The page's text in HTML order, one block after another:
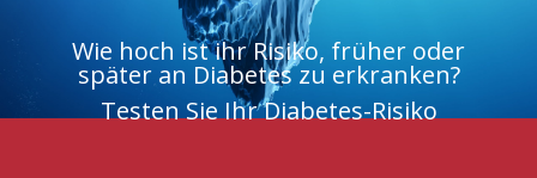
Wie hoch ist ihr Risiko, früher oder
später an Diabetes zu erkranken?
Testen Sie Ihr Diabetes-Risiko